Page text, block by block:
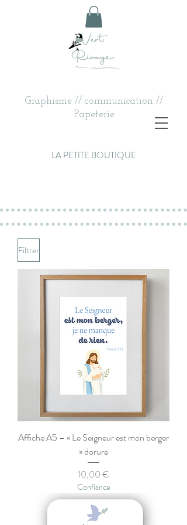
Graphisme // communication //
Papeterie
LA PETITE BOUTIQUE
Filtrer
Affiche A5 – « Le Seigneur est mon berger
» dorure
Prix
10,00 €
Confiance